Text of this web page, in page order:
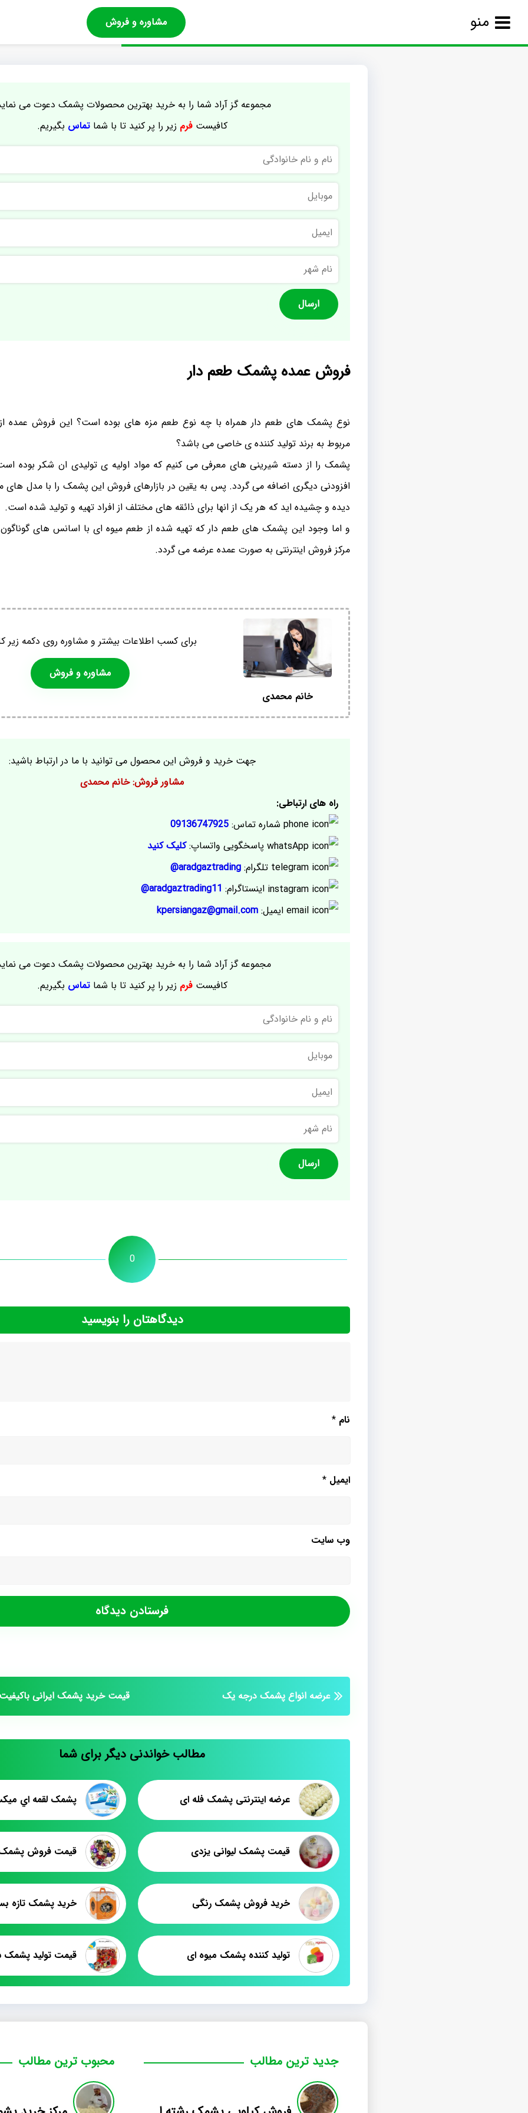
منو مشاوره و فروش
مجموعه گز آراد شما را به خرید بهترین محصولات پشمک دعوت می
کافیستفرم زیر را پر کنید تا با شماتماس بگیریم.
و
نام
خانوادگی
موبایل
ایمیل
نام
شهر
فروش عمده پشمک طعم دار
نوع پشمک های طعم دار همراه با چه نوع طعم مزه های بوده است؟ این فروش عمده
مربوط به برند تولید کننده ی خاصی می باشد؟
پشمک را از دسته شیرینی های معرفی می کنیم که مواد اولیه ی تولیدی ان شکر بوده
افزودنی دیگری اضافه می گردد. پس به یقین در بازارهای فروش این پشمک را با مدل های
دیده و چشیده اید که هر یک از انها برای ذائقه های مختلف از افراد تهیه و تولید شده است.
و اما وجود این پشمک های طعم دار که تهیه شده از طعم میوه ای با اسانس های گوناگون
مرکز فروش اینترنتی به صورت عمده عرضه می گردد.
خانم محمدی
برای کسب اطلاعات بیشتر و مشاوره روی دکمه زیر
مشاوره و فروش
جهت خرید و فروش این محصول می توانید با ما در ارتباط باشید:
مشاور فروش: خانم محمدی
راه های ارتباطی:
شماره تماس: 09136747925
پاسخگویی واتساپ:کلیک کنید
تلگرام: aradgaztrading@
اینستاگرام: aradgaztrading11@
ایمیل: kpersiangaz@gmail.com
مجموعه گز آراد شما را به خرید بهترین محصولات پشمک دعوت می
کافیستفرم زیر را پر کنید تا با شماتماس بگیریم.
و
نام
خانوادگی
موبایل
ایمیل
نام
شهر
0
دیدگاهتان را بنویسید
نام *
ایمیل *
وب‌ سایت
عرضه انواع پشمک درجه یک قیمت خرید پشمک ایرانی
مطالب خواندنی دیگر برای شما
عرضه اینترنتی پشمک فله ای
قیمت پشمک لیوانی یزدی
خرید فروش پشمک رنگی خرید پشمک تازه
تولید کننده پشمک میوه ای قیمت تولید پشمک
جدید ترین مطالب محبوب ترین مطالب